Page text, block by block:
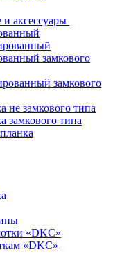
аксессуары
замкового
замкового
не замкового типа
замкового типа
«DKC»
«DKC»